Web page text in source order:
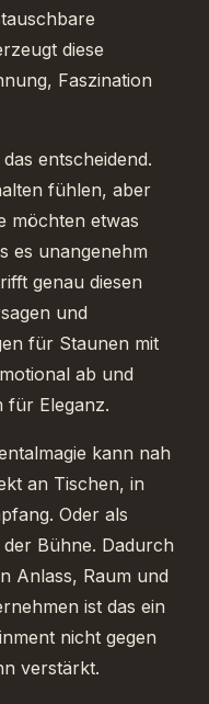
diese
Faszination
das entscheidend.
fühlen, aber
möchten etwas
es unangenehm
genau diesen
und
für Staunen mit
ab und
für Eleganz.
kann nah
an Tischen, in
Oder als
Bühne. Dadurch
Anlass, Raum und
ist das ein
nicht gegen
verstärkt.